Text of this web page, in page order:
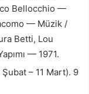
Bellocchio —
— Müzik /
Betti, Lou
— 1971.
– 11 Mart). 9